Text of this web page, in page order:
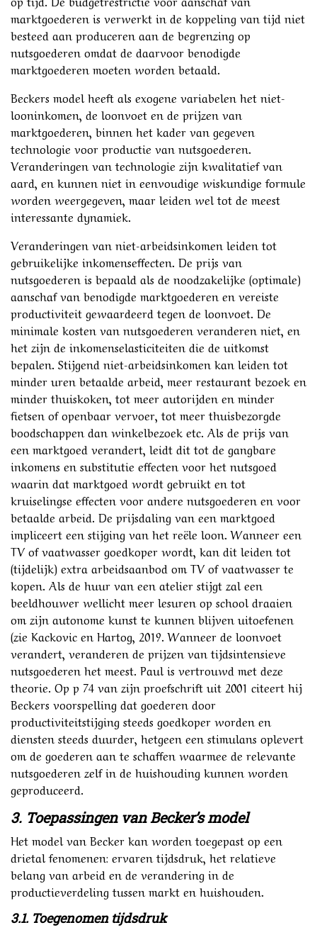
marktgoederen is verwerkt in de koppeling van tijd niet
besteed aan produceren aan de begrenzing op
nutsgoederen omdat de daarvoor benodigde
marktgoederen moeten worden betaald.
Beckers model heeft als exogene variabelen het niet-
looninkomen, de loonvoet en de prijzen van
marktgoederen, binnen het kader van gegeven
technologie voor productie van nutsgoederen.
Veranderingen van technologie zijn kwalitatief van
aard, en kunnen niet in eenvoudige wiskundige formule
worden weergegeven, maar leiden wel tot de meest
interessante dynamiek.
Veranderingen van niet-arbeidsinkomen leiden tot
gebruikelijke inkomenseffecten. De prijs van
nutsgoederen is bepaald als de noodzakelijke (optimale)
aanschaf van benodigde marktgoederen en vereiste
productiviteit gewaardeerd tegen de loonvoet. De
minimale kosten van nutsgoederen veranderen niet, en
het zijn de inkomenselasticiteiten die de uitkomst
bepalen. Stijgend niet-arbeidsinkomen kan leiden tot
minder uren betaalde arbeid, meer restaurant bezoek en
minder thuiskoken, tot meer autorijden en minder
fietsen of openbaar vervoer, tot meer thuisbezorgde
boodschappen dan winkelbezoek etc. Als de prijs van
een marktgoed verandert, leidt dit tot de gangbare
inkomens en substitutie effecten voor het nutsgoed
waarin dat marktgoed wordt gebruikt en tot
kruiselingse effecten voor andere nutsgoederen en voor
betaalde arbeid. De prijsdaling van een marktgoed
impliceert een stijging van het reële loon. Wanneer een
TV of vaatwasser goedkoper wordt, kan dit leiden tot
(tijdelijk) extra arbeidsaanbod om TV of vaatwasser te
kopen. Als de huur van een atelier stijgt zal een
beeldhouwer wellicht meer lesuren op school draaien
om zijn autonome kunst te kunnen blijven uitoefenen
(zie Kackovic en Hartog, 2019. Wanneer de loonvoet
verandert, veranderen de prijzen van tijdsintensieve
nutsgoederen het meest. Paul is vertrouwd met deze
theorie. Op p 74 van zijn proefschrift uit 2001 citeert hij
Beckers voorspelling dat goederen door
productiviteitstijging steeds goedkoper worden en
diensten steeds duurder, hetgeen een stimulans oplevert
om de goederen aan te schaffen waarmee de relevante
nutsgoederen zelf in de huishouding kunnen worden
geproduceerd.
3. Toepassingen van Becker’s model
Het model van Becker kan worden toegepast op een
drietal fenomenen: ervaren tijdsdruk, het relatieve
belang van arbeid en de verandering in de
productieverdeling tussen markt en huishouden.
3.1. Toegenomen tijdsdruk